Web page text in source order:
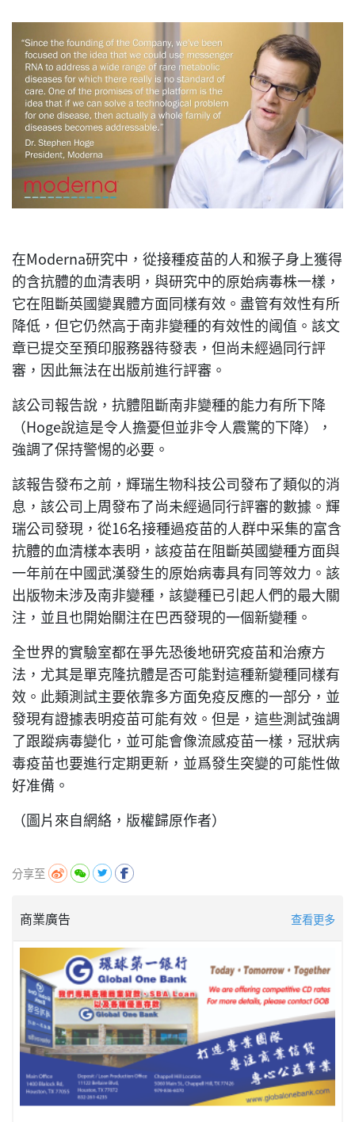
在Moderna研究中，從接種疫苗的人和猴子身上獲得
的含抗體的血清表明，與研究中的原始病毒株一樣，
它在阻斷英國變異體方面同樣有效。盡管有效性有所
降低，但它仍然高于南非變種的有效性的阈值。該文
章已提交至預印服務器待發表，但尚未經過同行評
審，因此無法在出版前進行評審。
該公司報告說，抗體阻斷南非變種的能力有所下降
（Hoge說這是令人擔憂但並非令人震驚的下降），
強調了保持警惕的必要。
該報告發布之前，輝瑞生物科技公司發布了類似的消
息，該公司上周發布了尚未經過同行評審的數據。輝
瑞公司發現，從16名接種過疫苗的人群中采集的富含
抗體的血清樣本表明，該疫苗在阻斷英國變種方面與
一年前在中國武漢發生的原始病毒具有同等效力。該
出版物未涉及南非變種，該變種已引起人們的最大關
注，並且也開始關注在巴西發現的一個新變種。
全世界的實驗室都在爭先恐後地研究疫苗和治療方
法，尤其是單克隆抗體是否可能對這種新變種同樣有
效。此類測試主要依靠多方面免疫反應的一部分，並
發現有證據表明疫苗可能有效。但是，這些測試強調
了跟蹤病毒變化，並可能會像流感疫苗一樣，冠狀病
毒疫苗也要進行定期更新，並爲發生突變的可能性做
好准備。
（圖片來自網絡，版權歸原作者）
分享至
商業廣告 查看更多